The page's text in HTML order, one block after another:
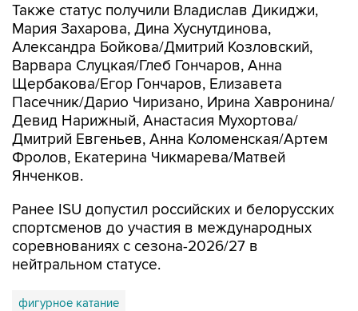
Также статус получили Владислав Дикиджи,
Мария Захарова, Дина Хуснутдинова,
Александра Бойкова/Дмитрий Козловский,
Варвара Слуцкая/Глеб Гончаров, Анна
Щербакова/Егор Гончаров, Елизавета
Пасечник/Дарио Чиризано, Ирина Хавронина/
Девид Нарижный, Анастасия Мухортова/
Дмитрий Евгеньев, Анна Коломенская/Артем
Фролов, Екатерина Чикмарева/Матвей
Янченков.
Ранее ISU допустил российских и белорусских
спортсменов до участия в международных
соревнованиях с сезона-2026/27 в
нейтральном статусе.
фигурное катание